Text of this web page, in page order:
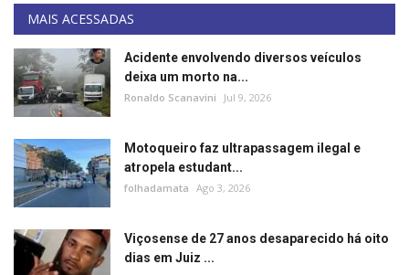
MAIS ACESSADAS
Acidente envolvendo diversos veículos
deixa um morto na...
Ronaldo Scanavini Jul 9, 2026
Motoqueiro faz ultrapassagem ilegal e
atropela estudant...
folhadamata Ago 3, 2026
Viçosense de 27 anos desaparecido há oito
dias em Juiz ...